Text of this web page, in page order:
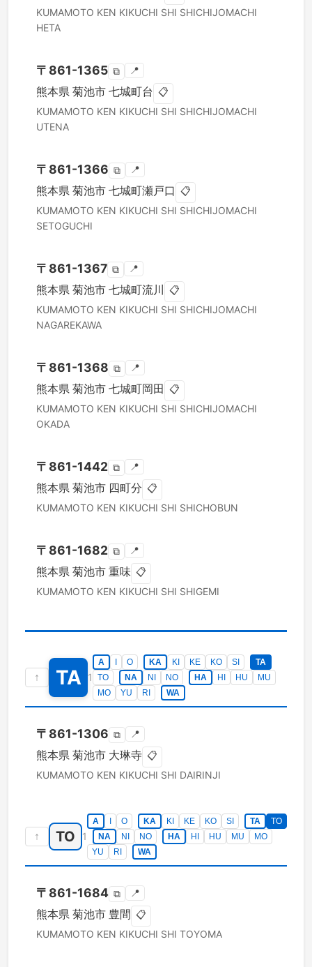
KUMAMOTO KEN KIKUCHI SHI SHICHIJOMACHI
HETA
〒 861-1365 ⧉ 📍
熊本県 菊池市 七城町台 📋
KUMAMOTO KEN KIKUCHI SHI SHICHIJOMACHI
UTENA
〒 861-1366 ⧉ 📍
熊本県 菊池市 七城町瀬戸口 📋
KUMAMOTO KEN KIKUCHI SHI SHICHIJOMACHI
SETOGUCHI
〒 861-1367 ⧉ 📍
熊本県 菊池市 七城町流川 📋
KUMAMOTO KEN KIKUCHI SHI SHICHIJOMACHI
NAGAREKAWA
〒 861-1368 ⧉ 📍
熊本県 菊池市 七城町岡田 📋
KUMAMOTO KEN KIKUCHI SHI SHICHIJOMACHI
OKADA
〒 861-1442 ⧉ 📍
熊本県 菊池市 四町分 📋
KUMAMOTO KEN KIKUCHI SHI SHICHOBUN
〒 861-1682 ⧉ 📍
熊本県 菊池市 重味 📋
KUMAMOTO KEN KIKUCHI SHI SHIGEMI
↑ TA 1
A O KA KI KE KO SI
TA
TO
NA NI NO HA HI HU
MU
MO
YU RI WA
〒 861-1306 ⧉ 📍
熊本県 菊池市 大琳寺 📋
KUMAMOTO KEN KIKUCHI SHI DAIRINJI
↑ TO 1
A O KA KI KE KO SI TA
TO
NA
NI NO HA HI HU MU
MO
YU
RI WA
〒 861-1684 ⧉ 📍
熊本県 菊池市 豊間 📋
KUMAMOTO KEN KIKUCHI SHI TOYOMA